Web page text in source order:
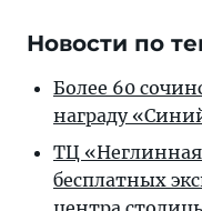
Новости по
Более 60
награду
ТЦ
бесплатных